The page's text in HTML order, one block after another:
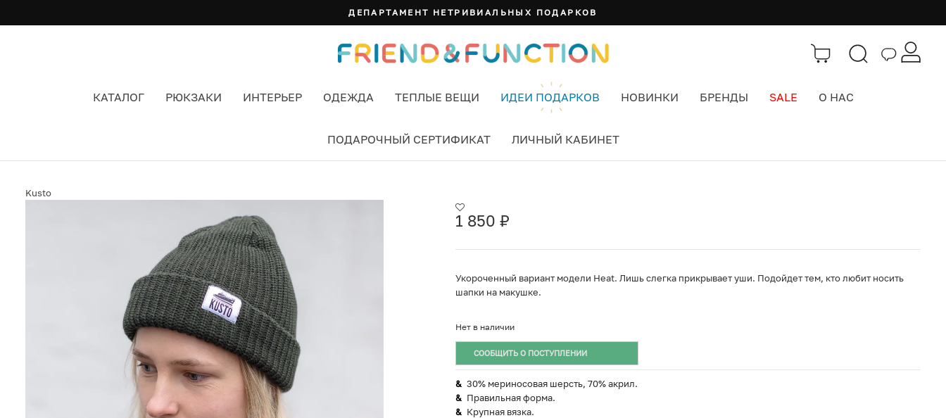
ДЕПАРТАМЕНТ НЕТРИВИАЛЬНЫХ ПОДАРКОВ
КАТАЛОГ РЮКЗАКИ ИНТЕРЬЕР ОДЕЖДА ТЕПЛЫЕ ВЕЩИ ИДЕИ ПОДАРКОВ НОВИНКИ БРЕНДЫ SALE О НАС
ПОДАРОЧНЫЙ СЕРТИФИКАТ ЛИЧНЫЙ КАБИНЕТ
Kusto
1 850 ₽
Укороченный вариант модели Heat. Лишь слегка прикрывает уши. Подойдет тем, кто любит носить
шапки на макушке.
Нет в наличии
СООБЩИТЬ О ПОСТУПЛЕНИИ
30% мериносовая шерсть, 70% акрил.
Правильная форма.
Крупная вязка.